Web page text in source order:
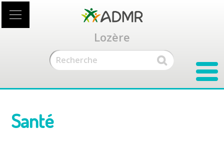
contenu
Lozère
Santé